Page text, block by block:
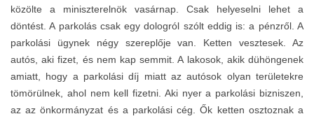
közölte a miniszterelnök vasárnap. Csak helyeselni lehet a
döntést. A parkolás csak egy dologról szólt eddig is: a pénzről. A
parkolási ügynek négy szereplője van. Ketten vesztesek. Az
autós, aki fizet, és nem kap semmit. A lakosok, akik dühöngenek
amiatt, hogy a parkolási díj miatt az autósok olyan területekre
tömörülnek, ahol nem kell fizetni. Aki nyer a parkolási bizniszen,
az az önkormányzat és a parkolási cég. Ők ketten osztoznak a